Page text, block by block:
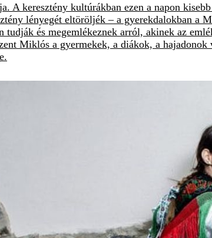
A keresztény kultúrákban ezen a napon
lényegét eltöröljék – a gyerekdalokban
tudják és megemlékeznek arról, akinek az
Miklós a gyermekek, a diákok, a